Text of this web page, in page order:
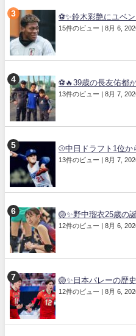
⚽✨鈴木彩艶にユベ
15件のビュー 8月 6,
⚽🔥39歳の長友佑都
13件のビュー 8月 7,
⚾中日ドラフト1位
13件のビュー 8月 7,
🏐✨野中瑠衣25歳の
12件のビュー 8月 6,
🏐✨日本バレーの歴
12件のビュー 8月 6,